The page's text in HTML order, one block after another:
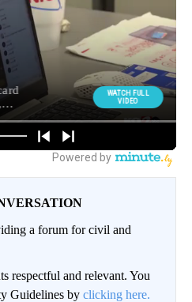
a forum for civil and
respectful and relevant. You
Guidelines by clicking here.